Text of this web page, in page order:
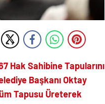
Hak Sahibine Tapularını
Başkanı Oktay
Tapusu Üreterek